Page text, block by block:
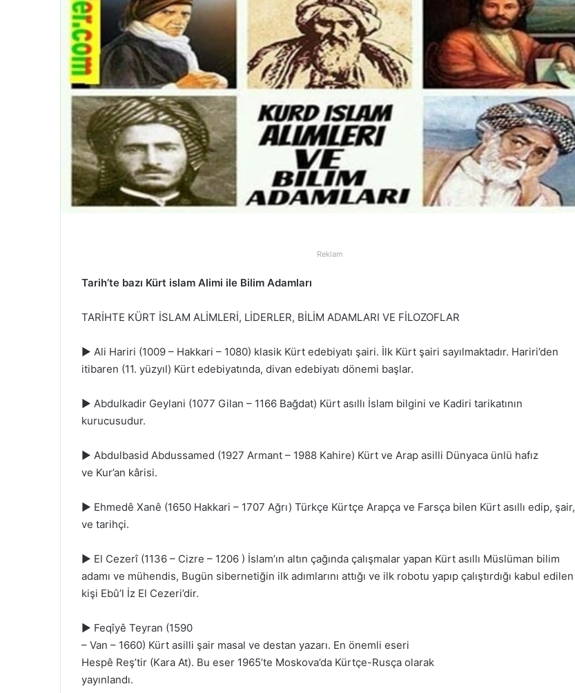
d
e
r
m
k
Reklam
Tarih’te bazı Kürt islam Alimi ile Bilim Adamları
TARİHTE KÜRT İSLAM ALİMLERİ, LİDERLER, BİLİM ADAMLARI VE FİLOZOFLAR
► Ali Hariri (1009 – Hakkari – 1080) klasik Kürt edebiyatı şairi. İlk Kürt şairi sayılmaktadır. Hariri’den
itibaren (11. yüzyıl) Kürt edebiyatında, divan edebiyatı dönemi başlar.
► Abdulkadir Geylani (1077 Gilan – 1166 Bağdat) Kürt asıllı İslam bilgini ve Kadiri tarikatının
kurucusudur.
► Abdulbasid Abdussamed (1927 Armant – 1988 Kahire) Kürt ve Arap asilli Dünyaca ünlü hafız
ve Kur’an kârisi.
► Ehmedê Xanê (1650 Hakkari – 1707 Ağrı) Türkçe Kürtçe Arapça ve Farsça bilen Kürt asıllı edip, şair,
ve tarihçi.
► El Cezerî (1136 – Cizre – 1206 ) İslam’ın altın çağında çalışmalar yapan Kürt asıllı Müslüman bilim
adamı ve mühendis, Bugün sibernetiğin ilk adımlarını attığı ve ilk robotu yapıp çalıştırdığı kabul edilen
kişi Ebû’l İz El Cezeri’dir.
► Feqîyê Teyran (1590
– Van – 1660) Kürt asilli şair masal ve destan yazarı. En önemli eseri
Hespê Reş’tir (Kara At). Bu eser 1965’te Moskova’da Kürtçe-Rusça olarak
yayınlandı.